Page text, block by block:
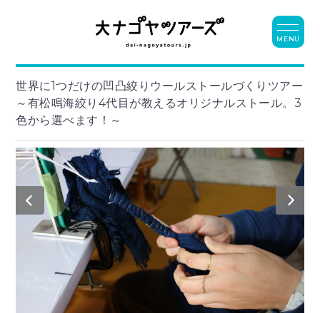
世界に1つだけの凹凸絞りウールストールづくりツアー
～有松鳴海絞り4代目が教えるオリジナルストール。3
色から選べます！～
MENU